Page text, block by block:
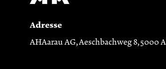
Adresse
AHAarau AG, Aeschbachweg 8, 5000